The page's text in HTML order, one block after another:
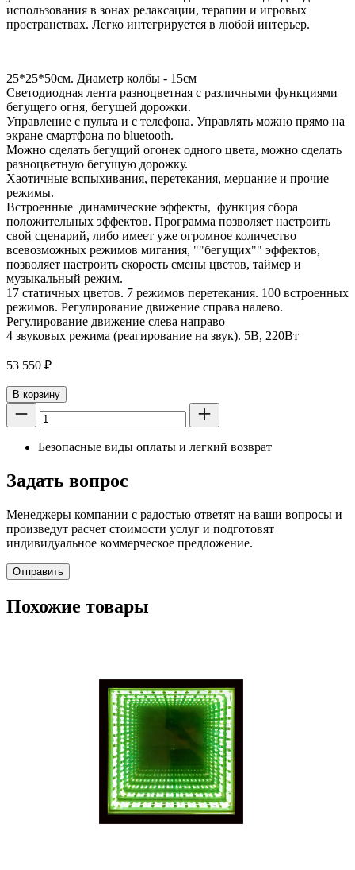
использования в зонах релаксации, терапии и игровых
пространствах. Легко интегрируется в любой интерьер.
25*25*50см. Диаметр колбы - 15см
Светодиодная лента разноцветная с различными функциями
бегущего огня, бегущей дорожки.
Управление с пульта и с телефона. Управлять можно прямо на
экране смартфона по bluetooth.
Можно сделать бегущий огонек одного цвета, можно сделать
разноцветную бегущую дорожку.
Хаотичные вспыхивания, перетекания, мерцание и прочие
режимы.
Встроенные динамические эффекты, функция сбора
положительных эффектов. Программа позволяет настроить
свой сценарий, либо имеет уже огромное количество
всевозможных режимов мигания, ""бегущих"" эффектов,
позволяет настроить скорость смены цветов, таймер и
музыкальный режим.
17 статичных цветов. 7 режимов перетекания. 100 встроенных
режимов. Регулирование движение справа налево.
Регулирование движение слева направо
4 звуковых режима (реагирование на звук). 5В, 220Вт
53 550 ₽
В корзину
Безопасные виды оплаты и легкий возврат
Задать вопрос
Менеджеры компании с радостью ответят на ваши вопросы и
произведут расчет стоимости услуг и подготовят
индивидуальное коммерческое предложение.
Отправить
Похожие товары